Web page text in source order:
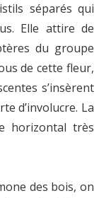
séparés qui
Elle attire de
du groupe
de cette fleur,
s’insèrent
d’involucre. La
horizontal très
des bois, on